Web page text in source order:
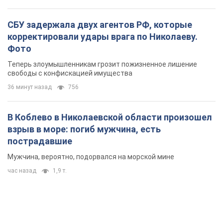
СБУ задержала двух агентов РФ, которые
корректировали удары врага по Николаеву.
Фото
Теперь злоумышленникам грозит пожизненное лишение
свободы с конфискацией имущества
36 минут назад 756
В Коблево в Николаевской области произошел
взрыв в море: погиб мужчина, есть
пострадавшие
Мужчина, вероятно, подорвался на морской мине
час назад 1,9 т.